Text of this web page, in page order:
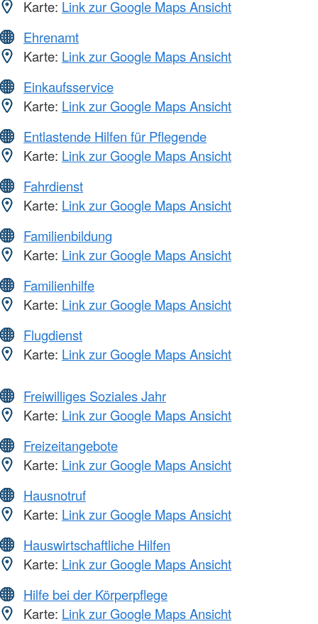
Karte: Link zur Google Maps Ansicht
Ehrenamt
Karte: Link zur Google Maps Ansicht
Einkaufsservice
Karte: Link zur Google Maps Ansicht
Entlastende Hilfen für Pflegende
Karte: Link zur Google Maps Ansicht
Fahrdienst
Karte: Link zur Google Maps Ansicht
Familienbildung
Karte: Link zur Google Maps Ansicht
Familienhilfe
Karte: Link zur Google Maps Ansicht
Flugdienst
Karte: Link zur Google Maps Ansicht
Freiwilliges Soziales Jahr
Karte: Link zur Google Maps Ansicht
Freizeitangebote
Karte: Link zur Google Maps Ansicht
Hausnotruf
Karte: Link zur Google Maps Ansicht
Hauswirtschaftliche Hilfen
Karte: Link zur Google Maps Ansicht
Hilfe bei der Körperpflege
Karte: Link zur Google Maps Ansicht